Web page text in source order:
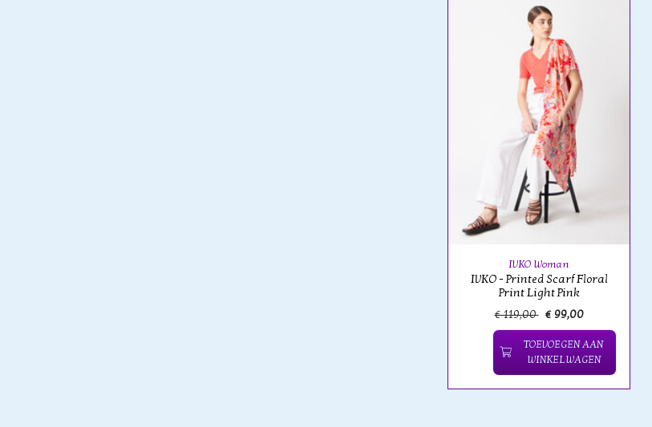
IVKO Woman
IVKO - Printed Scarf Floral
Print Light Pink
€ 119,00 € 99,00
TOEVOEGEN AAN
WINKELWAGEN